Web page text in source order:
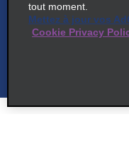
tout moment.
Mettez à jour vos
Cookie Privacy